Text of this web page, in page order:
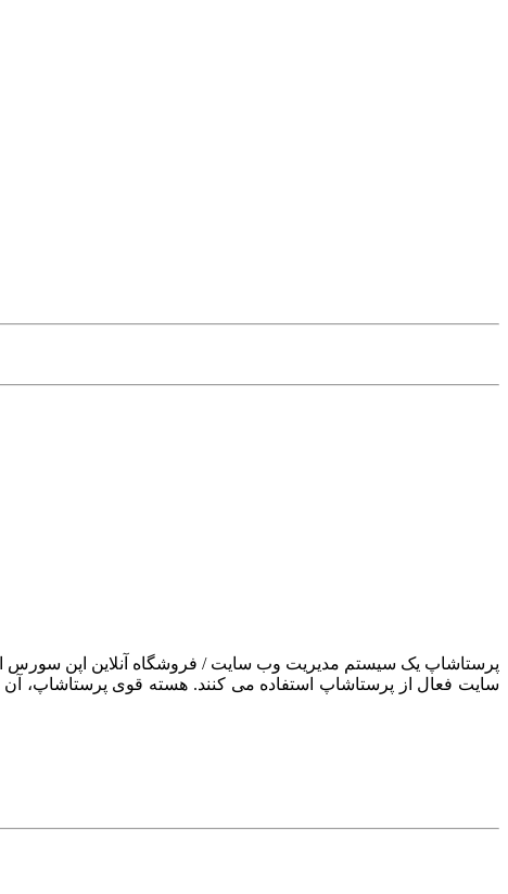
سایت فعال از پرستاشاپ استفاده می کنند. هسته قوی پرستاشاپ، آن